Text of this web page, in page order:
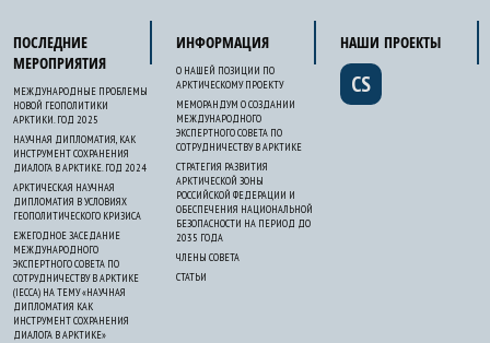
ПОСЛЕДНИЕ
МЕРОПРИЯТИЯ
МЕЖДУНАРОДНЫЕ ПРОБЛЕМЫ
НОВОЙ ГЕОПОЛИТИКИ
АРКТИКИ. ГОД 2025
НАУЧНАЯ ДИПЛОМАТИЯ, КАК
ИНСТРУМЕНТ СОХРАНЕНИЯ
ДИАЛОГА В АРКТИКЕ. ГОД 2024
АРКТИЧЕСКАЯ НАУЧНАЯ
ДИПЛОМАТИЯ В УСЛОВИЯХ
ГЕОПОЛИТИЧЕСКОГО КРИЗИСА
ЕЖЕГОДНОЕ ЗАСЕДАНИЕ
МЕЖДУНАРОДНОГО
ЭКСПЕРТНОГО СОВЕТА ПО
СОТРУДНИЧЕСТВУ В АРКТИКЕ
(IECCA) НА ТЕМУ «НАУЧНАЯ
ДИПЛОМАТИЯ КАК
ИНСТРУМЕНТ СОХРАНЕНИЯ
ДИАЛОГА В АРКТИКЕ»
ИНФОРМАЦИЯ
О НАШЕЙ ПОЗИЦИИ ПО
АРКТИЧЕСКОМУ ПРОЕКТУ
МЕМОРАНДУМ О СОЗДАНИИ
МЕЖДУНАРОДНОГО
ЭКСПЕРТНОГО СОВЕТА ПО
СОТРУДНИЧЕСТВУ В АРКТИКЕ
СТРАТЕГИЯ РАЗВИТИЯ
АРКТИЧЕСКОЙ ЗОНЫ
РОССИЙСКОЙ ФЕДЕРАЦИИ И
ОБЕСПЕЧЕНИЯ НАЦИОНАЛЬНОЙ
БЕЗОПАСНОСТИ НА ПЕРИОД ДО
2035 ГОДА
ЧЛЕНЫ СОВЕТА
СТАТЬИ
НАШИ ПРОЕКТЫ
CS